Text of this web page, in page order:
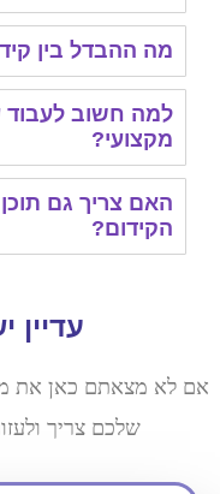
בין קידום
חשוב לעבוד עם
צריך גם תוכן חדש
עדיין יש
כאן את מה
שלכם צריך ולעזור לכם